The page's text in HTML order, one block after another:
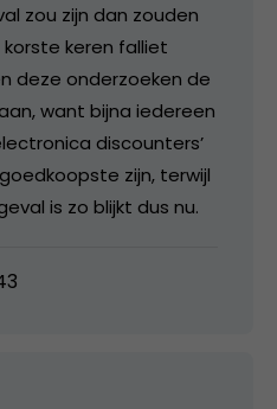
zou zijn dan zouden
keren falliet
deze onderzoeken de
want bijna iedereen
discounters’
zijn, terwijl
is zo blijkt dus nu.